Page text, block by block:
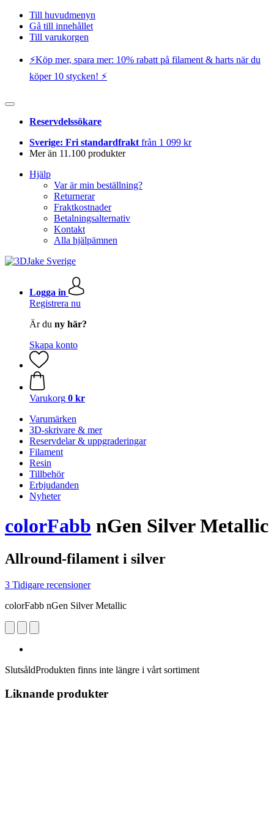
Till huvudmenyn
Gå till innehållet
Till varukorgen
⚡️Köp mer, spara mer: 10% rabatt på filament & harts när du
köper 10 stycken! ⚡️
Reservdelssökare
Sverige: Fri standardfrakt från 1 099 kr
Mer än 11.100 produkter
Hjälp
Var är min beställning?
Returnerar
Fraktkostnader
Betalningsalternativ
Kontakt
Alla hjälpämnen
Logga in
Registrera nu
Är du ny här?
Skapa konto
Varukorg 0 kr
Varumärken
3D-skrivare & mer
Reservdelar & uppgraderingar
Filament
Resin
Tillbehör
Erbjudanden
Nyheter
colorFabb nGen Silver Metallic
Allround-filament i silver
3 Tidigare recensioner
colorFabb nGen Silver Metallic
SlutsåldProdukten finns inte längre i vårt sortiment
Liknande produkter